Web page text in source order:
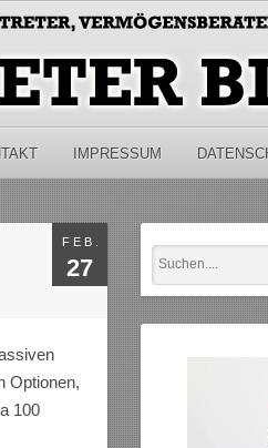
IMPRESSUM
FEB.
27
Optionen,
100